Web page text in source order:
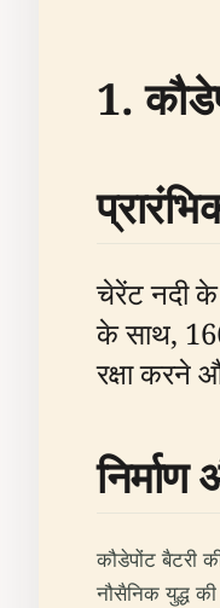
1.
चेरेंट नदी के
के साथ,
रक्षा करने
कौडेपोंट बैटरी
नौसैनिक युद्ध